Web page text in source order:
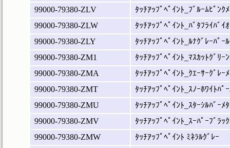
99000-79380-ZLV
ﾀｯﾁｱｯﾌﾟﾍﾟｲﾝﾄ_ﾌﾞﾙｰﾑﾋﾟﾝｸ
99000-79380-ZLW
ﾀｯﾁｱｯﾌﾟﾍﾟｲﾝﾄ_ﾊﾞﾀﾌﾗｲﾊﾞｲ
99000-79380-ZLY
ﾀｯﾁｱｯﾌﾟﾍﾟｲﾝﾄ_ﾙﾅｸﾞﾚｰﾊﾟｰ
99000-79380-ZM1
ﾀｯﾁｱｯﾌﾟﾍﾟｲﾝﾄ_ﾏｽｶｯﾄｸﾞﾘｰ
99000-79380-ZMA
ﾀｯﾁｱｯﾌﾟﾍﾟｲﾝﾄ_ｸｴｰｻｰｸﾞﾚｰ
99000-79380-ZMT
ﾀｯﾁｱｯﾌﾟﾍﾟｲﾝﾄ_ｽﾉｰﾎﾜｲﾄﾊﾟ
99000-79380-ZMU
ﾀｯﾁｱｯﾌﾟﾍﾟｲﾝﾄ_ｽﾀｰｼﾙﾊﾞｰﾒ
99000-79380-ZMV
ﾀｯﾁｱｯﾌﾟﾍﾟｲﾝﾄ_ｽｰﾊﾟｰﾌﾞﾗｯ
99000-79380-ZMW
ﾀｯﾁｱｯﾌﾟﾍﾟｲﾝﾄ ﾐﾈﾗﾙｸﾞﾚｰ